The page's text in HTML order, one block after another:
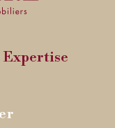
Expertise